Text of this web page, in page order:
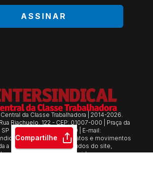
Compartilhe
ASSINAR
Central da Classe Trabalhadora | 2014-2026.
Riachuelo, 122 - CEP: 01007-000 | Praça da
| Fone: +55 11 3105-5510 | E-mail:
Sindicatos e movimentos
a reprodução dos conteúdos do site,
a fonte. Esse site é protegido por